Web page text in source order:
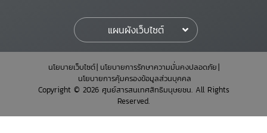
แผนผังเว็บไซต์
นโยบายเว็บไซต์ นโยบายการรักษาความมั่นคงปลอดภัย
นโยบายการคุ้มครองข้อมูลส่วนบุคคล
Copyright © 2026 ศูนย์สารสนเทศสิทธิมนุษยชน. All Rights
Reserved.